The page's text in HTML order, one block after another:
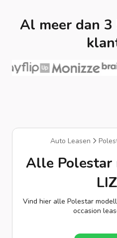
Al meer dan
Auto Leasen
Alle Polestar
Vind hier alle Polestar
occasion